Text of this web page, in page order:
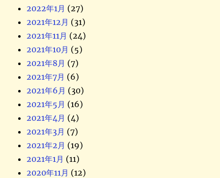
2022年1月 (27)
2021年12月 (31)
2021年11月 (24)
2021年10月 (5)
2021年8月 (7)
2021年7月 (6)
2021年6月 (30)
2021年5月 (16)
2021年4月 (4)
2021年3月 (7)
2021年2月 (19)
2021年1月 (11)
2020年11月 (12)